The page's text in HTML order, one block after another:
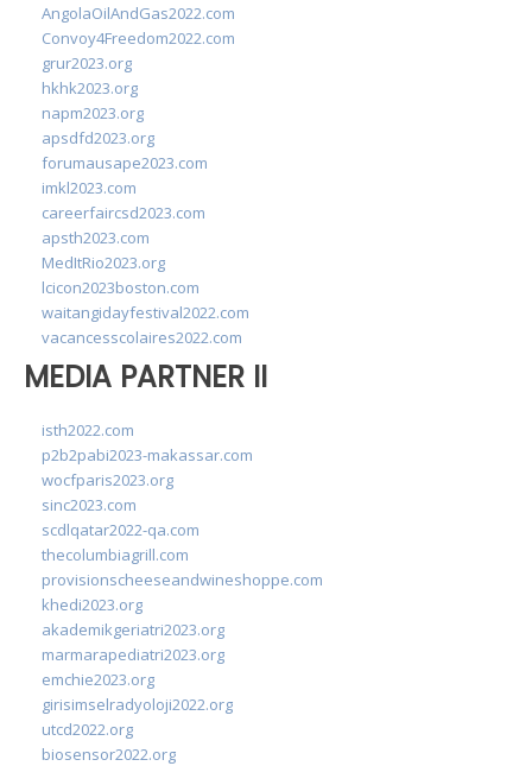
AngolaOilAndGas2022.com
Convoy4Freedom2022.com
grur2023.org
hkhk2023.org
napm2023.org
apsdfd2023.org
forumausape2023.com
imkl2023.com
careerfaircsd2023.com
apsth2023.com
MedItRio2023.org
lcicon2023boston.com
waitangidayfestival2022.com
vacancesscolaires2022.com
MEDIA PARTNER II
isth2022.com
p2b2pabi2023-makassar.com
wocfparis2023.org
sinc2023.com
scdlqatar2022-qa.com
thecolumbiagrill.com
provisionscheeseandwineshoppe.com
khedi2023.org
akademikgeriatri2023.org
marmarapediatri2023.org
emchie2023.org
girisimselradyoloji2022.org
utcd2022.org
biosensor2022.org